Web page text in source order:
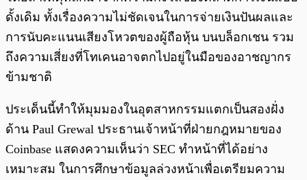
ดั้งเดิม ทั้งเรื่องความไม่ชัดเจนในการจ่ายเงินปันผลและ
การนับคะแนนเสียงโหวตของผู้ถือหุ้น บนบล็อกเชน รวม
ถึงความเสี่ยงที่โทเคนอาจตกไปอยู่ในมือของอาชญากร
ข้ามชาติ
ประเด็นนี้ทำให้มุมมองในอุตสาหกรรมแตกเป็นสองฝั่ง
ด้าน Paul Grewal ประธานเจ้าหน้าที่ฝ่ายกฎหมายของ
Coinbase แสดงความเห็นว่า SEC ทำหน้าที่ได้อย่าง
เหมาะสม ในการศึกษาข้อมูลล่วงหน้าเพื่อเตรียมความ